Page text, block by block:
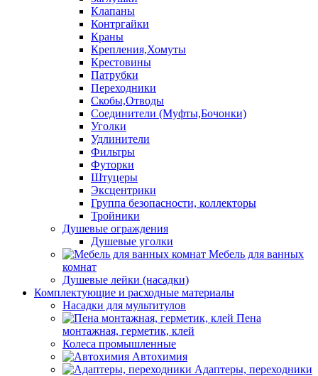
Клапаны
Контргайки
Краны
Крепления,Хомуты
Крестовины
Патрубки
Переходники
Скобы,Отводы
Соединители (Муфты,Бочонки)
Уголки
Удлинители
Фильтры
Футорки
Штуцеры
Эксцентрики
Группа безопасности, коллекторы
Тройники
Душевые ограждения
Душевые уголки
Мебель для ванных
комнат
Душевые лейки (насадки)
Комплектующие и расходные материалы
Насадки для мультитулов
Пена
монтажная, герметик, клей
Колеса промышленные
Автохимия
Адаптеры, переходники